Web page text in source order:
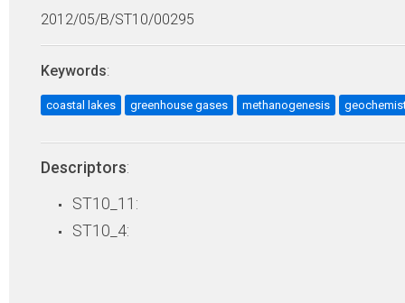
2012/05/B/ST10/00295
Keywords:
coastal lakes greenhouse gases methanogenesis
Descriptors:
ST10_11:
ST10_4: